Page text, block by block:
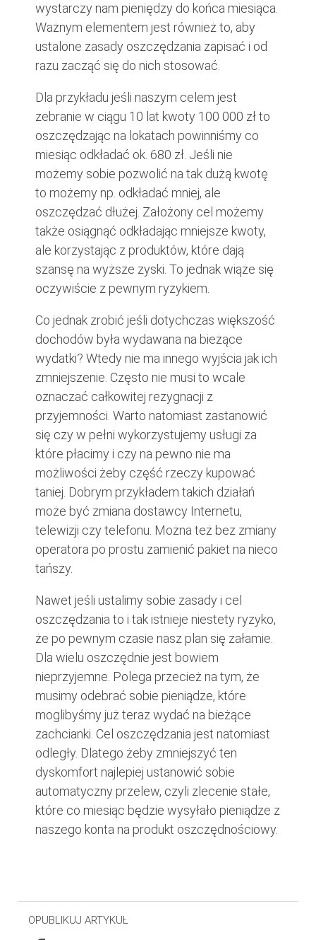
wystarczy nam pieniędzy do końca miesiąca.
Ważnym elementem jest również to, aby
ustalone zasady oszczędzania zapisać i od
razu zacząć się do nich stosować.
Dla przykładu jeśli naszym celem jest
zebranie w ciągu 10 lat kwoty 100 000 zł to
oszczędzając na lokatach powinniśmy co
miesiąc odkładać ok. 680 zł. Jeśli nie
możemy sobie pozwolić na tak dużą kwotę
to możemy np. odkładać mniej, ale
oszczędzać dłużej. Założony cel możemy
także osiągnąć odkładając mniejsze kwoty,
ale korzystając z produktów, które dają
szansę na wyższe zyski. To jednak wiąże się
oczywiście z pewnym ryzykiem.
Co jednak zrobić jeśli dotychczas większość
dochodów była wydawana na bieżące
wydatki? Wtedy nie ma innego wyjścia jak ich
zmniejszenie. Często nie musi to wcale
oznaczać całkowitej rezygnacji z
przyjemności. Warto natomiast zastanowić
się czy w pełni wykorzystujemy usługi za
które płacimy i czy na pewno nie ma
możliwości żeby część rzeczy kupować
taniej. Dobrym przykładem takich działań
może być zmiana dostawcy Internetu,
telewizji czy telefonu. Można też bez zmiany
operatora po prostu zamienić pakiet na nieco
tańszy.
Nawet jeśli ustalimy sobie zasady i cel
oszczędzania to i tak istnieje niestety ryzyko,
że po pewnym czasie nasz plan się załamie.
Dla wielu oszczędnie jest bowiem
nieprzyjemne. Polega przecież na tym, że
musimy odebrać sobie pieniądze, które
moglibyśmy już teraz wydać na bieżące
zachcianki. Cel oszczędzania jest natomiast
odległy. Dlatego żeby zmniejszyć ten
dyskomfort najlepiej ustanowić sobie
automatyczny przelew, czyli zlecenie stałe,
które co miesiąc będzie wysyłało pieniądze z
naszego konta na produkt oszczędnościowy.
OPUBLIKUJ ARTYKUŁ